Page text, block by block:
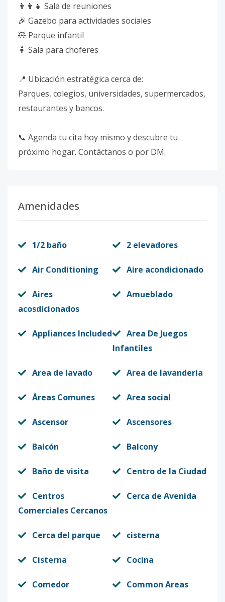
👨‍👩‍👧 Sala de reuniones
🎉 Gazebo para actividades sociales
🧸 Parque infantil
🧍 Sala para choferes
📍 Ubicación estratégica cerca de:
Parques, colegios, universidades, supermercados,
restaurantes y bancos.
📞 Agenda tu cita hoy mismo y descubre tu
próximo hogar. Contáctanos o por DM.
Amenidades
1/2 baño 2 elevadores
Air Conditioning Aire acondicionado
Aires
acosdicionados
Amueblado
Appliances Included
Area De Juegos
Infantiles
Area de lavado Area de lavandería
Áreas Comunes Area social
Ascensor Ascensores
Balcón Balcony
Baño de visita Centro de la Ciudad
Centros
Comerciales Cercanos
Cerca de Avenida
Cerca del parque cisterna
Cisterna Cocina
Comedor Common Areas